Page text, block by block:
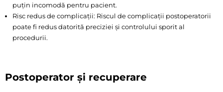
puțin incomodă pentru pacient.
Risc redus de complicații: Riscul de complicații postoperatorii
poate fi redus datorită preciziei și controlului sporit al
procedurii.
Postoperator și recuperare